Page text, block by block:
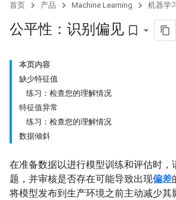
首页 产品 Machine Learning 机器学
公平性：识别偏见 bookmark_border
本页内容
缺少特征值
练习：检查您的理解情况
特征值异常
练习：检查您的理解情况
数据倾斜
在准备数据以进行模型训练和评估时，
题，并审核是否存在可能导致出现偏差
将模型发布到生产环境之前主动减少其